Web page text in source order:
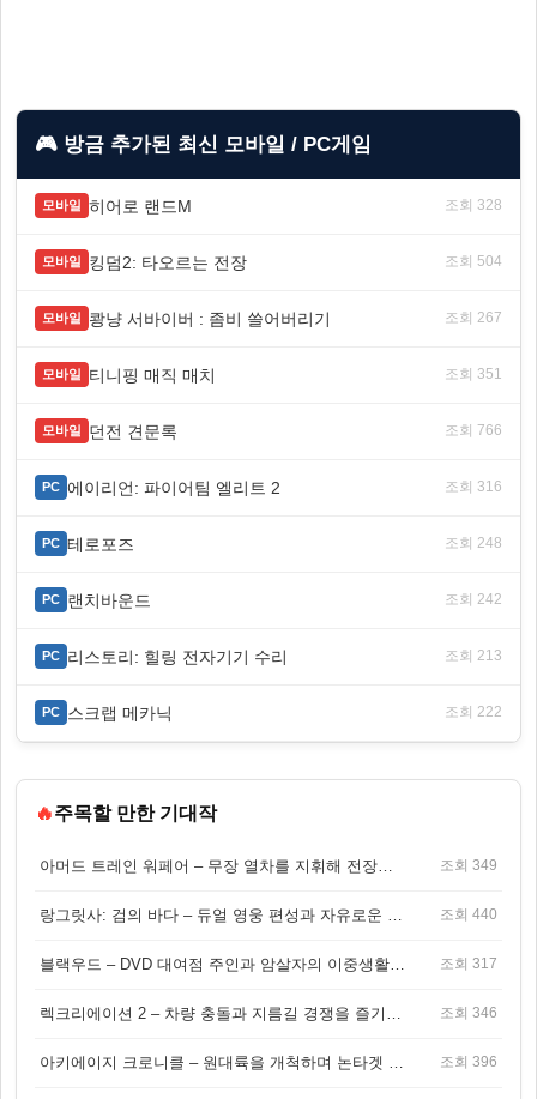
🎮 방금 추가된 최신 모바일 / PC게임
모바일 히어로 랜드M 조회 328
모바일 킹덤2: 타오르는 전장 조회 504
모바일 쾅냥 서바이버 : 좀비 쓸어버리기 조회 267
모바일 티니핑 매직 매치 조회 351
모바일 던전 견문록 조회 766
PC 에이리언: 파이어팀 엘리트 2 조회 316
PC 테로포즈 조회 248
PC 랜치바운드 조회 242
PC 리스토리: 힐링 전자기기 수리 조회 213
PC 스크랩 메카닉 조회 222
🔥주목할 만한 기대작
조회 349
조회 440
조회 317
조회 346
조회 396